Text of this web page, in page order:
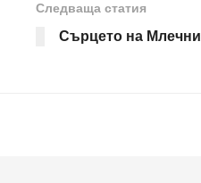
Следваща статия
Сърцето на